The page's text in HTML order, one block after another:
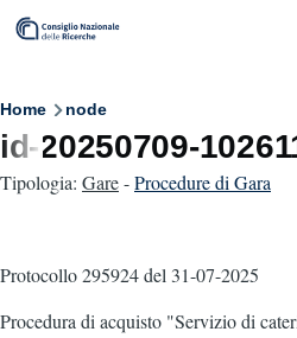
Skip to main content
Breadcrumb
Home node
id-20250709-
Tipologia: Gare-Procedure di Gara
Protocollo 295924del 31-07-2025
Procedura di acquisto "Servizio di